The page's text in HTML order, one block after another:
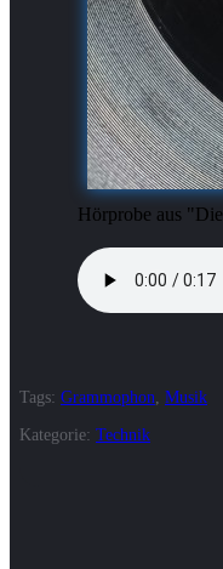
Hörprobe aus
Tags: Grammophon Musik
Kategorie: Technik